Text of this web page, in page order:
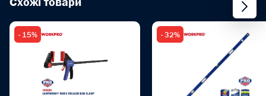
- 15% - 32%